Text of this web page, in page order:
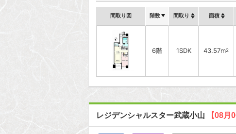
間取り図 階数 間取り 面積
6階 1SDK 43.57m2
レジデンシャルスター武蔵小山 【08月